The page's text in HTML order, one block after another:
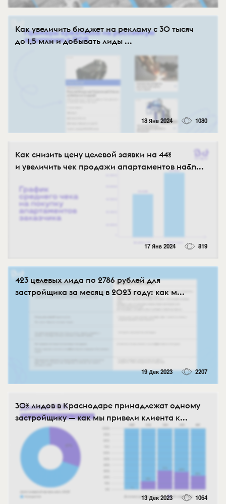
Как увеличить бюджет на рекламу с 30 тысяч
до 1,5 млн и добывать лиды ...
18 Янв 2024 1080
Как снизить цену целевой заявки на 44%
и увеличить чек продажи апартаментов на&n...
17 Янв 2024 819
423 целевых лида по 2786 рублей для
застройщика за месяц в 2023 году: как м...
19 Дек 2023 2207
30% лидов в Краснодаре принадлежат одному
застройщику — как мы привели клиента к...
13 Дек 2023 1064